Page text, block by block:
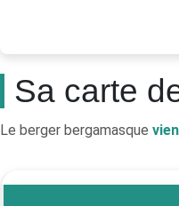
Sa carte
Le berger bergamasque